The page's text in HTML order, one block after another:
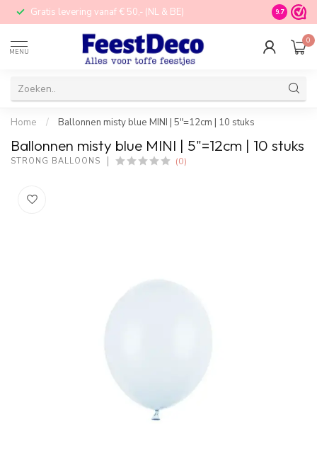
Gratis levering vanaf € 50,- (NL & BE) STORE in
9.7
MENU
0
Home / Ballonnen misty blue MINI | 5"=12cm | 10 stuks
Ballonnen misty blue MINI | 5"=12cm | 10 stuks
STRONG BALLOONS (0)